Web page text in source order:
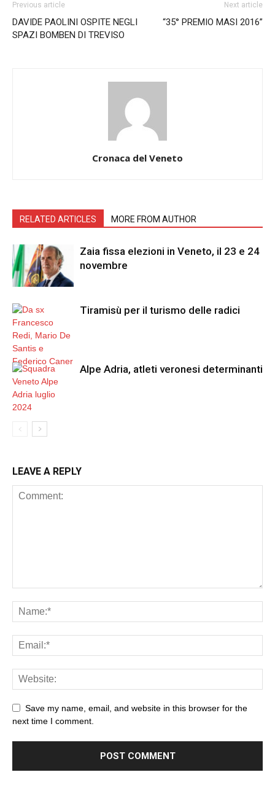
Previous article
DAVIDE PAOLINI OSPITE NEGLI
SPAZI BOMBEN DI TREVISO
Next article
“35° PREMIO MASI 2016”
Cronaca del Veneto
RELATED ARTICLES MORE FROM AUTHOR
Zaia fissa elezioni in Veneto, il 23 e 24
novembre
Tiramisù per il turismo delle radici
Alpe Adria, atleti veronesi determinanti
LEAVE A REPLY
Save my name, email, and website in this browser for the
next time I comment.